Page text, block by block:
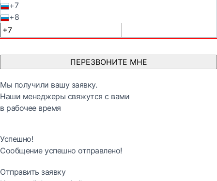
+7
+8
ПЕРЕЗВОНИТЕ МНЕ
Мы получили вашу заявку.
Наши менеджеры свяжутся с вами
в рабочее время
Успешно!
Сообщение успешно отправлено!
Отправить заявку